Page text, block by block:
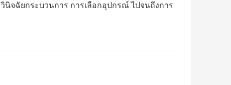
จฉัยกระบวนการ การเลือกอุปกรณ์ ไปจนถึงการ